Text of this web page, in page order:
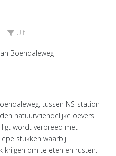
Uit
tussen NS-station
natuurvriendelijke oevers
ligt wordt verbreed met
stukken waarbij
om te eten en rusten.